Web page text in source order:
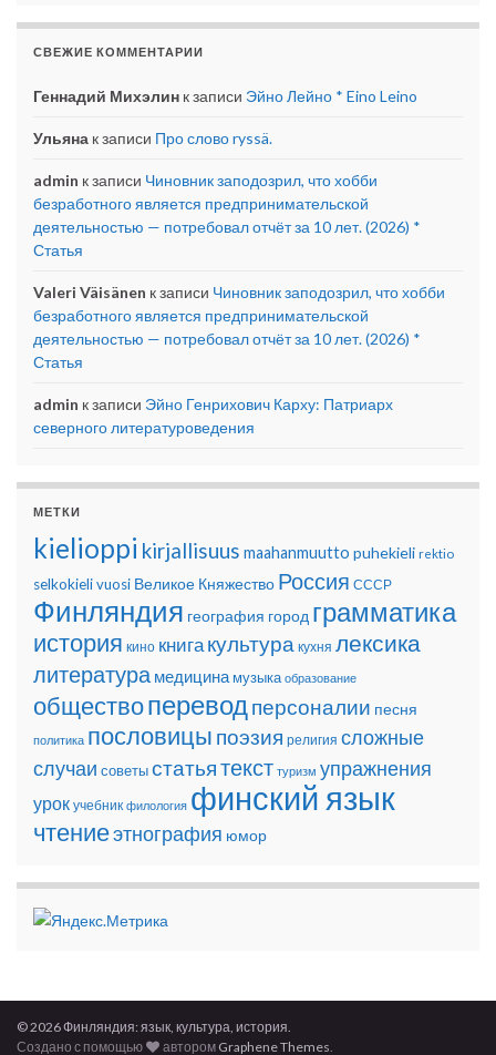
СВЕЖИЕ КОММЕНТАРИИ
Геннадий Михэлин к записи Эйно Лейно * Eino Leino
Ульяна к записи Про слово ryssä.
admin к записи Чиновник заподозрил, что хобби
безработного является предпринимательской
деятельностью — потребовал отчёт за 10 лет. (2026) *
Статья
Valeri Väisänen к записи Чиновник заподозрил, что хобби
безработного является предпринимательской
деятельностью — потребовал отчёт за 10 лет. (2026) *
Статья
admin к записи Эйно Генрихович Карху: Патриарх
северного литературоведения
МЕТКИ
kielioppi kirjallisuus maahanmuutto puhekieli rektio
selkokielivuosi Великое Княжество Россия СССР
Финляндия география город грамматика
история кино книгакультура кухня лексика
литература медицина музыка образование
обществопереводперсоналии песня
политика пословицы поэзия религия сложные
случаи советыстатьятекст туризм упражнения
урок учебник филология финский язык
чтениеэтнография юмор
© 2026 Финляндия: язык, культура, история.
Создано с помощью
автором Graphene Themes